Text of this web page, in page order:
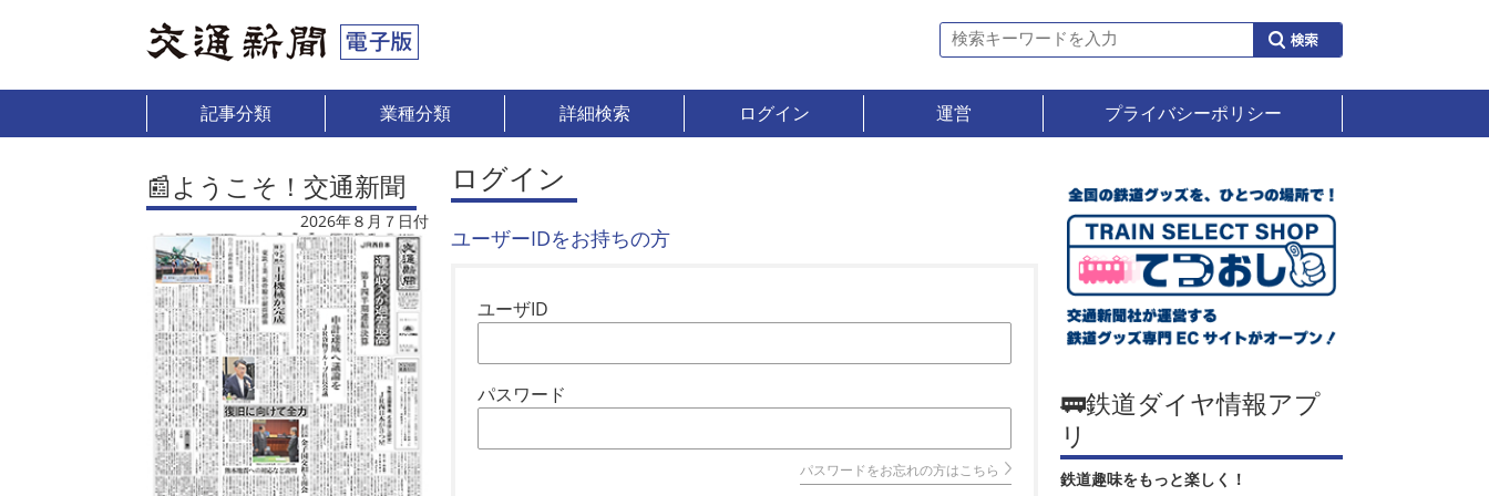
記事分類 業種分類 詳細検索 ログイン 運営 プライバシーポリシー
📰ようこそ！交通新聞
2026年８月７日付
ログイン
ユーザーIDをお持ちの方
ユーザID
パスワード
パスワードをお忘れの方はこちら
🚃鉄道ダイヤ情報アプ
リ
鉄道趣味をもっと楽しく！